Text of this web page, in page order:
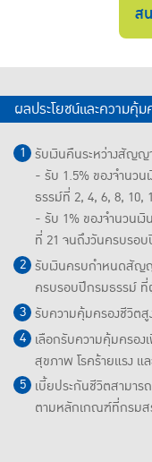
ส
ผลประโยชน์และความคุ้ม
รับเงินคืนระหว่างสัญญ
- รับ 1.5% ของจำนว
ธรรม์ที่ 2, 4, 6, 8, 10,
- รับ 1% ของจำนวนเ
ที่ 21 จนถึงวันครบรอ
รับเงินครบกำหนดสัญญ
ครบรอบปีกรมธรรม์ ที่
รับความคุ้มครองชีวิต
เลือกรับความคุ้มครอ
สุขภาพ โรคร้ายแรง แ
เบี้ยประกันชีวิตสามา
ตามหลักเกณฑ์ที่กรม